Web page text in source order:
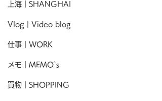
上海｜SHANGHAI
Vlog｜Video blog
仕事｜WORK
メモ｜MEMO`s
買物｜SHOPPING